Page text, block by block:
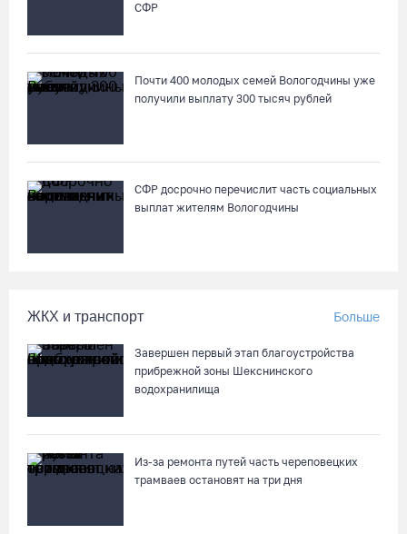
СФР
Почти 400 молодых семей Вологодчины уже
получили выплату 300 тысяч рублей
СФР досрочно перечислит часть социальных
выплат жителям Вологодчины
ЖКХ и транспорт Больше
Завершен первый этап благоустройства
прибрежной зоны Шекснинского
водохранилища
Из-за ремонта путей часть череповецких
трамваев остановят на три дня